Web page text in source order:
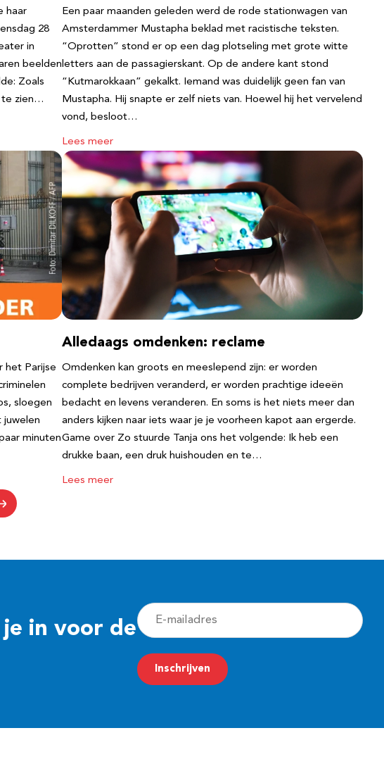
haar
28
in
beelden
Zoals
te zien…
Een paar maanden geleden werd de rode stationwagen van
Amsterdammer Mustapha beklad met racistische teksten.
“Oprotten” stond er op een dag plotseling met grote witte
letters aan de passagierskant. Op de andere kant stond
“Kutmarokkaan” gekalkt. Iemand was duidelijk geen fan van
Mustapha. Hij snapte er zelf niets van. Hoewel hij het vervelend
vond, besloot…
Lees meer
het Parijse
sloegen
juwelen
minuten
Alledaags omdenken: reclame
Omdenken kan groots en meeslepend zijn: er worden
complete bedrijven veranderd, er worden prachtige ideeën
bedacht en levens veranderen. En soms is het niets meer dan
anders kijken naar iets waar je je voorheen kapot aan ergerde.
Game over Zo stuurde Tanja ons het volgende: Ik heb een
drukke baan, een druk huishouden en te…
Lees meer
in voor de
E
-
m
a
Inschrijven